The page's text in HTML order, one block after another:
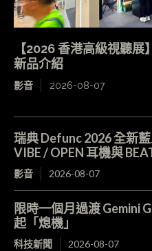
【2026 香港高級視聽
新品介紹
影音 2026-08-07
瑞典 Defunc 2026 全新
VIBE / OPEN 耳機與
影音 2026-08-07
限時一個月過渡 Gemini
起「熄機」
科技新聞 2026-08-07